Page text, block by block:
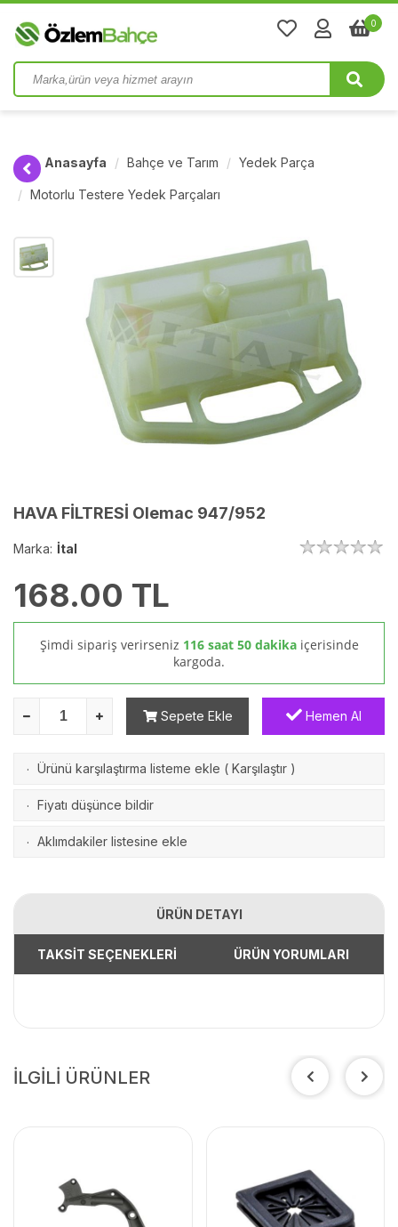
0
Anasayfa Bahçe ve Tarım Yedek Parça
Motorlu Testere Yedek Parçaları
HAVA FİLTRESİ Olemac 947/952
Marka: İtal
168.00 TL
Şimdi sipariş verirseniz 116 saat 50 dakika içerisinde
kargoda.
Sepete Ekle Hemen Al
· Ürünü karşılaştırma listeme ekle ( Karşılaştır )
· Fiyatı düşünce bildir
· Aklımdakiler listesine ekle
ÜRÜN DETAYI
TAKSİT SEÇENEKLERİ ÜRÜN YORUMLARI
İLGİLİ ÜRÜNLER